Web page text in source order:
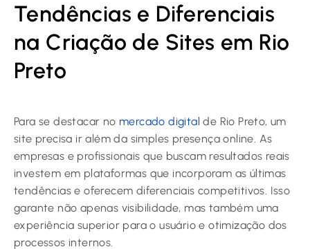
Tendências e Diferenciais
na Criação de Sites em Rio
Preto
Para se destacar no mercado digital de Rio Preto, um
site precisa ir além da simples presença online. As
empresas e profissionais que buscam resultados reais
investem em plataformas que incorporam as últimas
tendências e oferecem diferenciais competitivos. Isso
garante não apenas visibilidade, mas também uma
experiência superior para o usuário e otimização dos
processos internos.